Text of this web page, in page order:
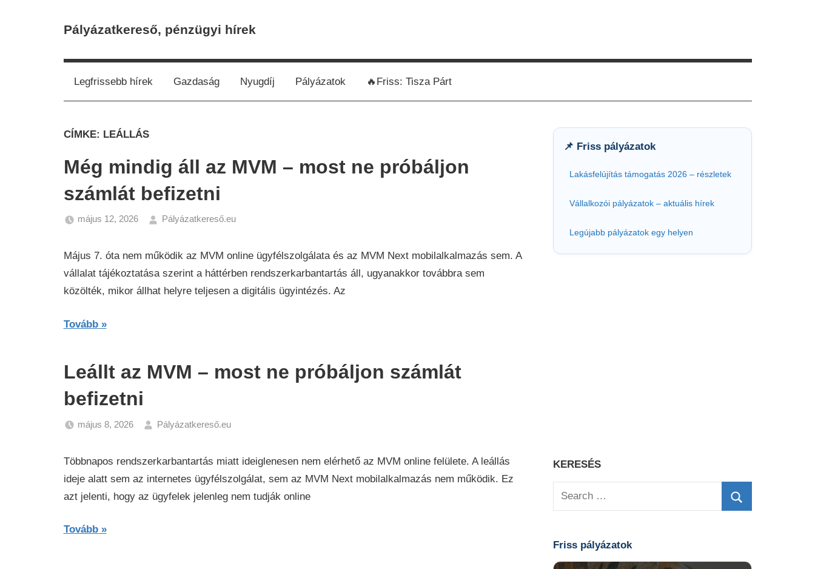
Pályázatkereső, pénzügyi hírek
Legfrissebb hírek Gazdaság Nyugdíj Pályázatok 🔥Friss: Tisza Párt
CÍMKE: LEÁLLÁS
Még mindig áll az MVM – most ne próbáljon
számlát befizetni
május 12, 2026
Pályázatkereső.eu
Hírek
Május 7. óta nem működik az MVM online ügyfélszolgálata és az MVM Next mobilalkalmazás sem. A
vállalat tájékoztatása szerint a háttérben rendszerkarbantartás áll, ugyanakkor továbbra sem
közölték, mikor állhat helyre teljesen a digitális ügyintézés. Az
Tovább
Leállt az MVM – most ne próbáljon számlát
befizetni
május 8, 2026
Pályázatkereső.eu
Hírek
Többnapos rendszerkarbantartás miatt ideiglenesen nem elérhető az MVM online felülete. A leállás
ideje alatt sem az internetes ügyfélszolgálat, sem az MVM Next mobilalkalmazás nem működik. Ez
azt jelenti, hogy az ügyfelek jelenleg nem tudják online
Tovább
📌 Friss pályázatok
Lakásfelújítás támogatás 2026 – részletek
Vállalkozói pályázatok – aktuális hírek
Legújabb pályázatok egy helyen
KERESÉS
Search
Friss pályázatok